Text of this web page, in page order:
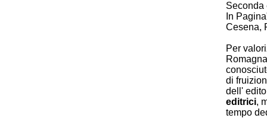
Seconda
In
Cesena,
Per
di
dell'
editrici,
tempo